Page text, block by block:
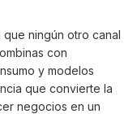
ningún otro canal
con
y modelos
que convierte la
negocios en un